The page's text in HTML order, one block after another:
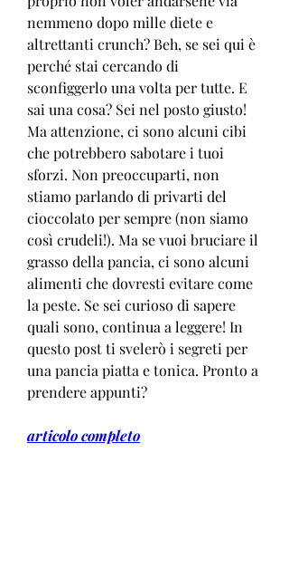
nemmeno dopo mille diete e
altrettanti crunch? Beh, se sei qui è
perché stai cercando di
sconfiggerlo una volta per tutte. E
sai una cosa? Sei nel posto giusto!
Ma attenzione, ci sono alcuni cibi
che potrebbero sabotare i tuoi
sforzi. Non preoccuparti, non
stiamo parlando di privarti del
cioccolato per sempre (non siamo
così crudeli!). Ma se vuoi bruciare il
grasso della pancia, ci sono alcuni
alimenti che dovresti evitare come
la peste. Se sei curioso di sapere
quali sono, continua a leggere! In
questo post ti svelerò i segreti per
una pancia piatta e tonica. Pronto a
prendere appunti?
articolo completo